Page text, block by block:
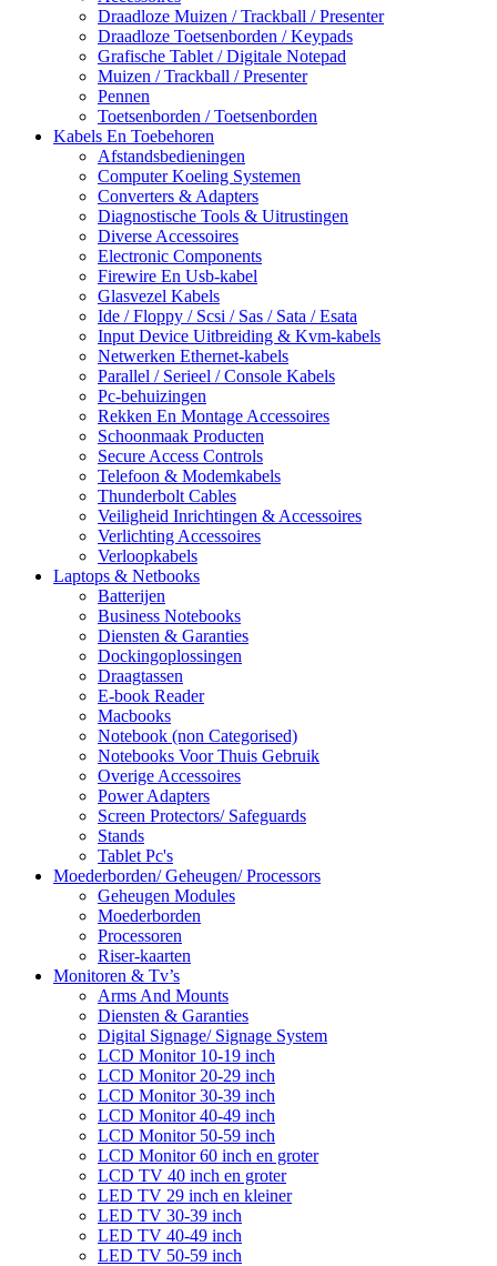
Draadloze Muizen / Trackball / Presenter
Draadloze Toetsenborden / Keypads
Grafische Tablet / Digitale Notepad
Muizen / Trackball / Presenter
Pennen
Toetsenborden / Toetsenborden
Kabels En Toebehoren
Afstandsbedieningen
Computer Koeling Systemen
Converters & Adapters
Diagnostische Tools & Uitrustingen
Diverse Accessoires
Electronic Components
Firewire En Usb-kabel
Glasvezel Kabels
Ide / Floppy / Scsi / Sas / Sata / Esata
Input Device Uitbreiding & Kvm-kabels
Netwerken Ethernet-kabels
Parallel / Serieel / Console Kabels
Pc-behuizingen
Rekken En Montage Accessoires
Schoonmaak Producten
Secure Access Controls
Telefoon & Modemkabels
Thunderbolt Cables
Veiligheid Inrichtingen & Accessoires
Verlichting Accessoires
Verloopkabels
Laptops & Netbooks
Batterijen
Business Notebooks
Diensten & Garanties
Dockingoplossingen
Draagtassen
E-book Reader
Macbooks
Notebook (non Categorised)
Notebooks Voor Thuis Gebruik
Overige Accessoires
Power Adapters
Screen Protectors/ Safeguards
Stands
Tablet Pc's
Moederborden/ Geheugen/ Processors
Geheugen Modules
Moederborden
Processoren
Riser-kaarten
Monitoren & Tv’s
Arms And Mounts
Diensten & Garanties
Digital Signage/ Signage System
LCD Monitor 10-19 inch
LCD Monitor 20-29 inch
LCD Monitor 30-39 inch
LCD Monitor 40-49 inch
LCD Monitor 50-59 inch
LCD Monitor 60 inch en groter
LCD TV 40 inch en groter
LED TV 29 inch en kleiner
LED TV 30-39 inch
LED TV 40-49 inch
LED TV 50-59 inch